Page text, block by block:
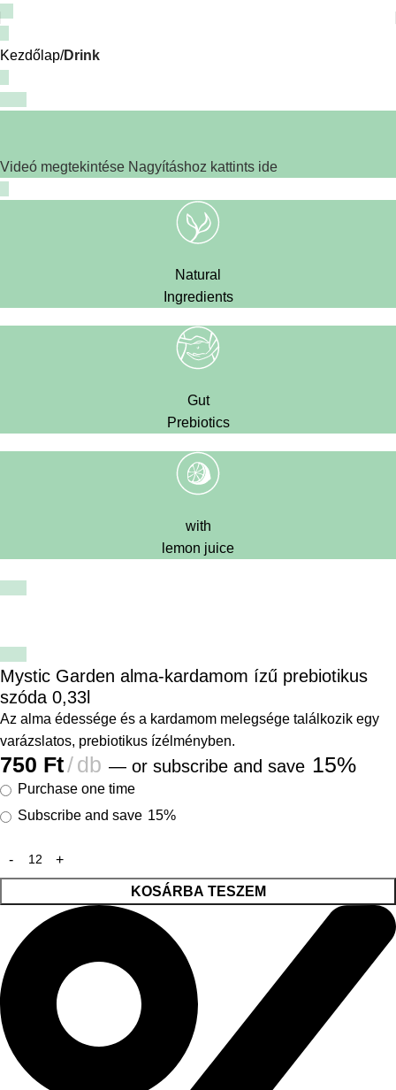
Kezdőlap Drink
Videó megtekintése Nagyításhoz kattints ide
Natural
Ingredients
Gut
Prebiotics
with
lemon juice
Mystic Garden alma-kardamom ízű prebiotikus
szóda 0,33l
Az alma édessége és a kardamom melegsége találkozik egy
varázslatos, prebiotikus ízélményben.
750 Ft db — or subscribe and save 15%
Purchase one time
Subscribe and save 15%
KOSÁRBA TESZEM